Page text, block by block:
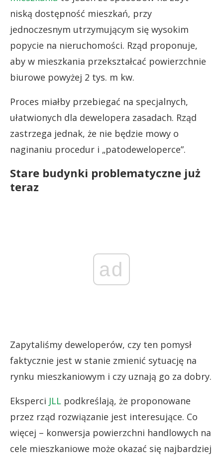
niską dostępność mieszkań, przy
jednoczesnym utrzymującym się wysokim
popycie na nieruchomości. Rząd proponuje,
aby w mieszkania przekształcać powierzchnie
biurowe powyżej 2 tys. m kw.
Proces miałby przebiegać na specjalnych,
ułatwionych dla dewelopera zasadach. Rząd
zastrzega jednak, że nie będzie mowy o
naginaniu procedur i „patodeweloperce”.
Stare budynki problematyczne już
teraz
ad
Zapytaliśmy deweloperów, czy ten pomysł
faktycznie jest w stanie zmienić sytuację na
rynku mieszkaniowym i czy uznają go za dobry.
Eksperci JLL podkreślają, że proponowane
przez rząd rozwiązanie jest interesujące. Co
więcej – konwersja powierzchni handlowych na
cele mieszkaniowe może okazać się najbardziej